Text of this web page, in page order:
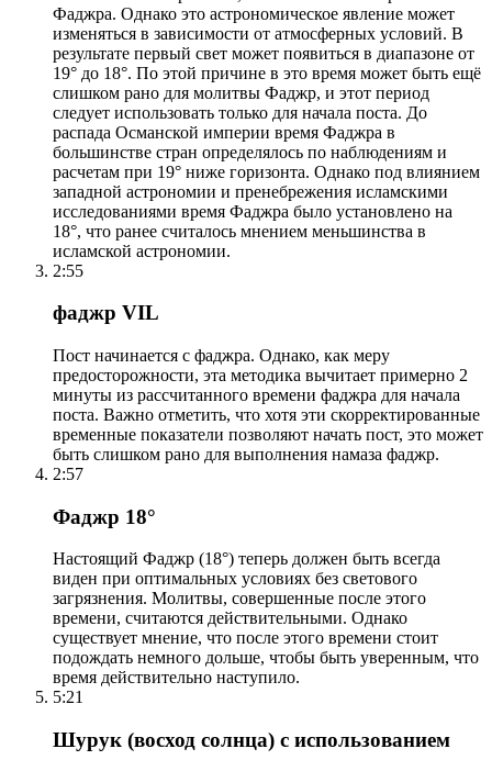
Фаджра. Однако это астрономическое явление может
изменяться в зависимости от атмосферных условий. В
результате первый свет может появиться в диапазоне от
19° до 18°. По этой причине в это время может быть ещё
слишком рано для молитвы Фаджр, и этот период
следует использовать только для начала поста. До
распада Османской империи время Фаджра в
большинстве стран определялось по наблюдениям и
расчетам при 19° ниже горизонта. Однако под влиянием
западной астрономии и пренебрежения исламскими
исследованиями время Фаджра было установлено на
18°, что ранее считалось мнением меньшинства в
исламской астрономии.
2:55
фаджр VIL
Пост начинается с фаджра. Однако, как меру
предосторожности, эта методика вычитает примерно 2
минуты из рассчитанного времени фаджра для начала
поста. Важно отметить, что хотя эти скорректированные
временные показатели позволяют начать пост, это может
быть слишком рано для выполнения намаза фаджр.
2:57
Фаджр 18°
Настоящий Фаджр (18°) теперь должен быть всегда
виден при оптимальных условиях без светового
загрязнения. Молитвы, совершенные после этого
времени, считаются действительными. Однако
существует мнение, что после этого времени стоит
подождать немного дольше, чтобы быть уверенным, что
время действительно наступило.
5:21
Шурук (восход солнца) с использованием